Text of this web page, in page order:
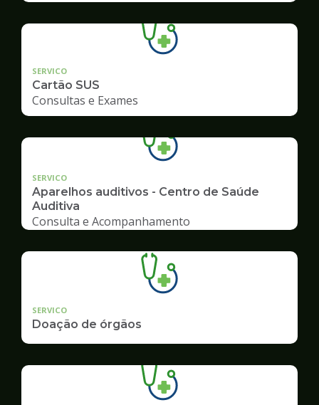
SERVICO
Cartão SUS
Consultas e Exames
SERVICO
Aparelhos auditivos - Centro de Saúde
Auditiva
Consulta e Acompanhamento
SERVICO
Doação de órgãos